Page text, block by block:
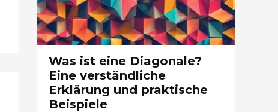
Was ist eine Diagonale?
Eine verständliche
Erklärung und praktische
Beispiele